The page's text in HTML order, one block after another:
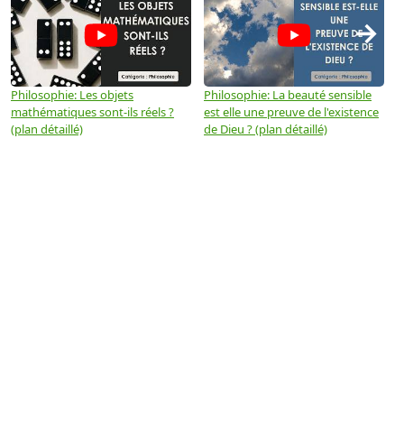
Philosophie: Les objets
mathématiques sont-ils réels ?
(plan détaillé)
Philosophie: La beauté sensible
est elle une preuve de l'existence
de Dieu ? (plan détaillé)
→